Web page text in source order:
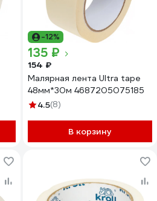
-12%
135 ₽
154 ₽
Малярная лента Ultra tape
48мм*30м 4687205075185
4.5(8)
В корзину